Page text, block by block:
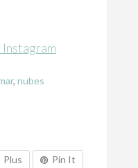
, nubes
Plus
Pin It